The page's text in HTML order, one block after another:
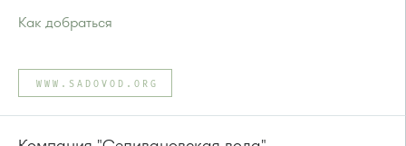
Как добраться
Автобусы № 2, 3, 9, 11, 19, 31, 32.
Маршрутка № 409м, 419м
или до остановки"Товары для дома":
WWW.SADOVOD.ORG